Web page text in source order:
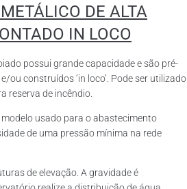
DE ALTA
IN LOCO
possui grande capacidade e são pré-
ou construídos ‘in loco’. Pode ser utilizado
reserva de incêndio.
usado para o abastecimento
de uma pressão mínima na rede
de elevação. A gravidade é